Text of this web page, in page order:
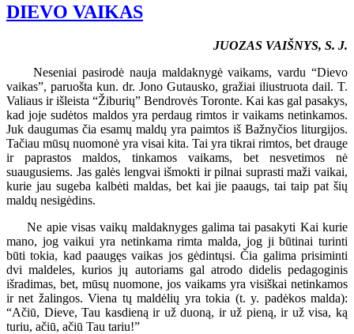
DIEVO VAIKAS
JUOZAS VAIŠNYS, S. J.
Neseniai pasirodė nauja maldaknygė vaikams, vardu “Dievo
vaikas”, paruošta kun. dr. Jono Gutausko, gražiai iliustruota dail. T.
Valiaus ir išleista “Žiburių” Bendrovės Toronte. Kai kas gal pasakys,
kad joje sudėtos maldos yra perdaug rimtos ir vaikams netinkamos.
Juk daugumas čia esamų maldų yra paimtos iš Bažnyčios liturgijos.
Tačiau mūsų nuomonė yra visai kita. Tai yra tikrai rimtos, bet drauge
ir paprastos maldos, tinkamos vaikams, bet nesvetimos nė
suaugusiems. Jas galės lengvai išmokti ir pilnai suprasti maži vaikai,
kurie jau sugeba kalbėti maldas, bet kai jie paaugs, tai taip pat šių
maldų nesigėdins.
Ne apie visas vaikų maldaknyges galima tai pasakyti Kai kurie
mano, jog vaikui yra netinkama rimta malda, jog ji būtinai turinti
būti tokia, kad paaugęs vaikas jos gėdintųsi. Čia galima prisiminti
dvi maldeles, kurios jų autoriams gal atrodo didelis pedagoginis
išradimas, bet, mūsų nuomone, jos vaikams yra visiškai netinkamos
ir net žalingos. Viena tų maldėlių yra tokia (t. y. padėkos malda):
“Ačiū, Dieve, Tau kasdieną ir už duoną, ir už pieną, ir už visa, ką
turiu, ačiū, ačiū Tau tariu!”